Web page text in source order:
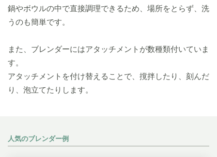
鍋やボウルの中で直接調理できるため、場所をとらず、洗
うのも簡単です。
また、ブレンダーにはアタッチメントが数種類付いていま
す。
アタッチメントを付け替えることで、撹拌したり、刻んだ
り、泡立てたりします。
人気のブレンダー例